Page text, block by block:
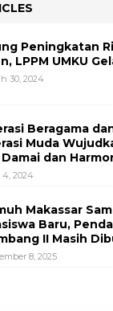
Peningkatan
LPPM UMKU
30, 2024
Beragama
Muda
dan
2024
Makassar
Baru,
II Masih
8, 2025